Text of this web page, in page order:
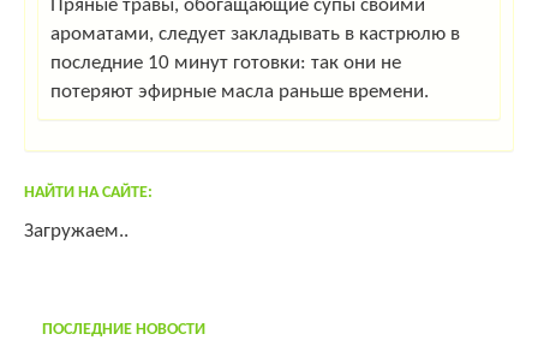
Пряные травы, обогащающие супы своими
ароматами, следует закладывать в кастрюлю в
последние 10 минут готовки: так они не
потеряют эфирные масла раньше времени.
НАЙТИ НА САЙТЕ:
Загружаем..
ПОСЛЕДНИЕ НОВОСТИ